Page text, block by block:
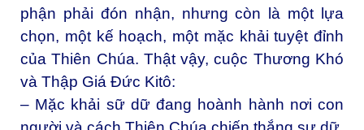
phận phải đón nhận, nhưng còn là một lựa
chọn, một kế hoạch, một mặc khải tuyệt đỉnh
của Thiên Chúa. Thật vậy, cuộc Thương Khó
và Thập Giá Đức Kitô:
– Mặc khải sữ dữ đang hoành hành nơi con